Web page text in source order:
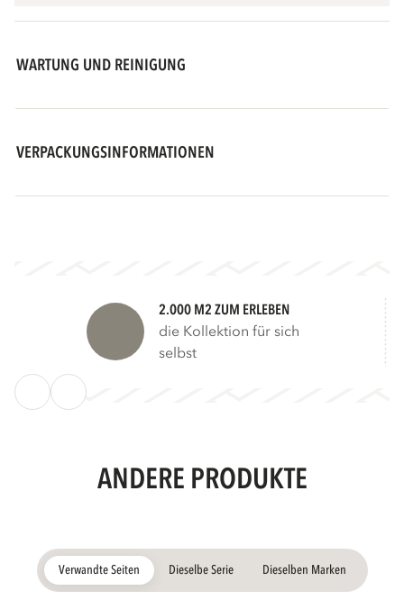
WARTUNG UND REINIGUNG
VERPACKUNGSINFORMATIONEN
2.000 M2 ZUM ERLEBEN
die Kollektion für sich
selbst
ANDERE PRODUKTE
Verwandte Seiten Dieselbe Serie Dieselben Marken